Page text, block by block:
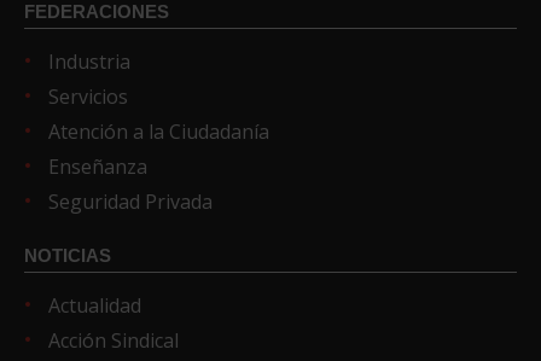
FEDERACIONES
Industria
Servicios
Atención a la Ciudadanía
Enseñanza
Seguridad Privada
NOTICIAS
Actualidad
Acción Sindical